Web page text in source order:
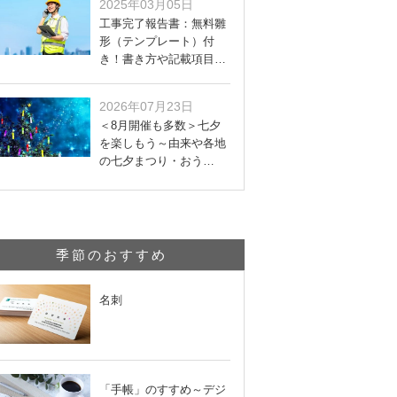
2025年03月05日
工事完了報告書：無料雛
形（テンプレート）付
き！書き方や記載項目…
2026年07月23日
＜8月開催も多数＞七夕
を楽しもう～由来や各地
の七夕まつり・おう…
季節のおすすめ
名刺
「手帳」のすすめ～デジ